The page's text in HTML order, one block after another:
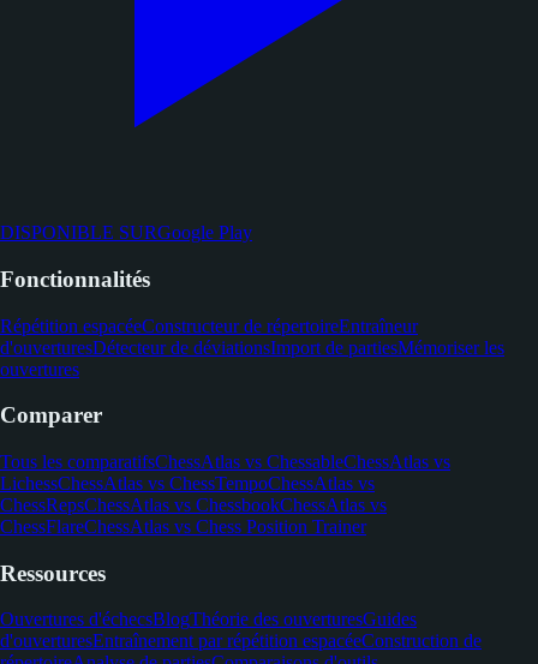
DISPONIBLE SURGoogle Play
Fonctionnalités
Répétition espacéeConstructeur de répertoireEntraîneur
d'ouverturesDétecteur de déviationsImport de partiesMémoriser les
ouvertures
Comparer
Tous les comparatifsChessAtlas vs ChessableChessAtlas vs
LichessChessAtlas vs ChessTempoChessAtlas vs
ChessRepsChessAtlas vs ChessbookChessAtlas vs
ChessFlareChessAtlas vs Chess Position Trainer
Ressources
Ouvertures d'échecsBlogThéorie des ouverturesGuides
d'ouverturesEntraînement par répétition espacéeConstruction de